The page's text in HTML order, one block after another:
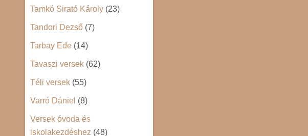
Tamkó Sirató Károly (23)
Tandori Dezső (7)
Tarbay Ede (14)
Tavaszi versek (62)
Téli versek (55)
Varró Dániel (8)
Versek óvoda és
iskolakezdéshez (48)